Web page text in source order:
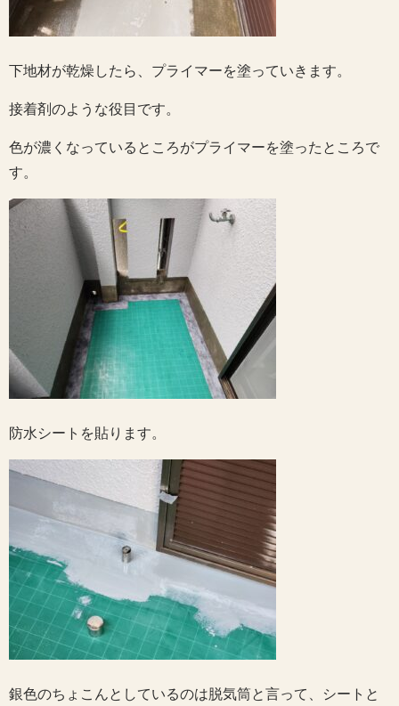
下地材が乾燥したら、プライマーを塗っていきます。
接着剤のような役目です。
色が濃くなっているところがプライマーを塗ったところで
す。
防水シートを貼ります。
銀色のちょこんとしているのは脱気筒と言って、シートと